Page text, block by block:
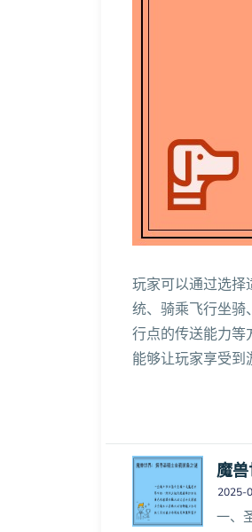
玩家可以通过选择
统、骑乘飞行坐骑
行点的传送能力等
能够让玩家享受到
魔
2025-
一、